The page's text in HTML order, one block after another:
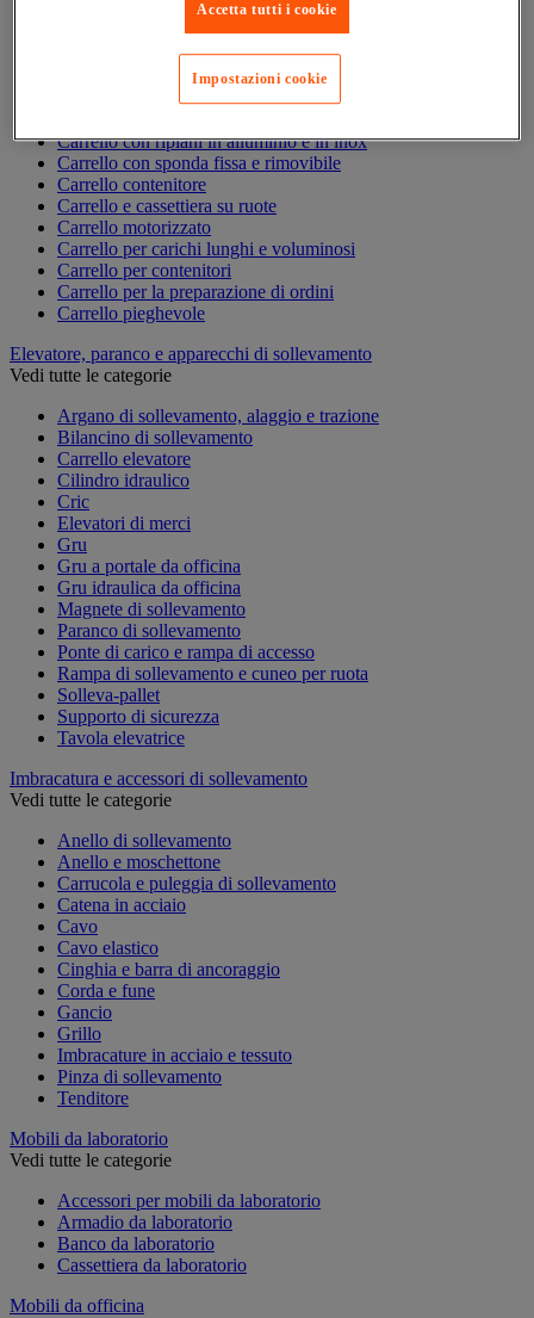
Accessori per carrello
Carrello a livello costante
Carrello a piattaforma
Carrello a rimorchio
Carrello con pareti a griglia
Carrello con ripiani in alluminio e in inox
Carrello con sponda fissa e rimovibile
Carrello contenitore
Carrello e cassettiera su ruote
Carrello motorizzato
Carrello per carichi lunghi e voluminosi
Carrello per contenitori
Carrello per la preparazione di ordini
Carrello pieghevole
Elevatore, paranco e apparecchi di sollevamento
Vedi tutte le categorie
Argano di sollevamento, alaggio e trazione
Bilancino di sollevamento
Carrello elevatore
Cilindro idraulico
Cric
Elevatori di merci
Gru
Gru a portale da officina
Gru idraulica da officina
Magnete di sollevamento
Paranco di sollevamento
Ponte di carico e rampa di accesso
Rampa di sollevamento e cuneo per ruota
Solleva-pallet
Supporto di sicurezza
Tavola elevatrice
Imbracatura e accessori di sollevamento
Vedi tutte le categorie
Anello di sollevamento
Anello e moschettone
Carrucola e puleggia di sollevamento
Catena in acciaio
Cavo
Cavo elastico
Cinghia e barra di ancoraggio
Corda e fune
Gancio
Grillo
Imbracature in acciaio e tessuto
Pinza di sollevamento
Tenditore
Mobili da laboratorio
Vedi tutte le categorie
Accessori per mobili da laboratorio
Armadio da laboratorio
Banco da laboratorio
Cassettiera da laboratorio
Mobili da officina
Accetta tutti i cookie
Impostazioni cookie